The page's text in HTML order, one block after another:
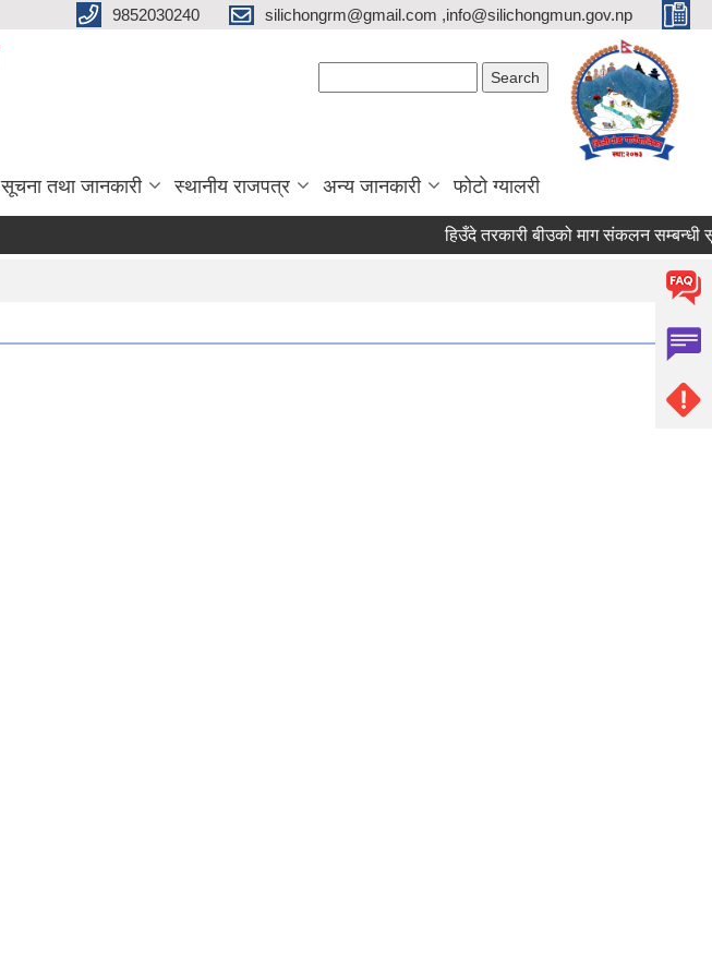
9852030240 silichongrm@gmail.com ,info@silichongmun.gov.np
सूचना तथा जानकारी स्थानीय राजपत्र अन्य जानकारी फोटो ग्यालरी
हिउँदे तरकारी बीउको माग संकलन सम्बन्धी